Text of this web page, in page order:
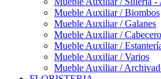
Mueble Auxiliar / Biombos
Mueble Auxiliar / Galanes
Mueble Auxiliar /
Mueble Auxiliar /
Mueble Auxiliar / Varios
Mueble Auxiliar /